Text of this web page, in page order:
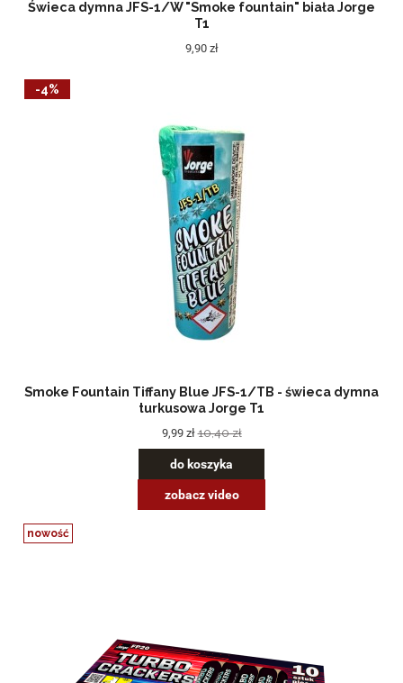
Świeca dymna JFS-1/W "Smoke fountain" biała Jorge
T1
9,90 zł
Smoke Fountain Tiffany Blue JFS-1/TB - świeca dymna
turkusowa Jorge T1
9,99 zł 10,40 zł
do koszyka
zobacz video
-4%
nowość